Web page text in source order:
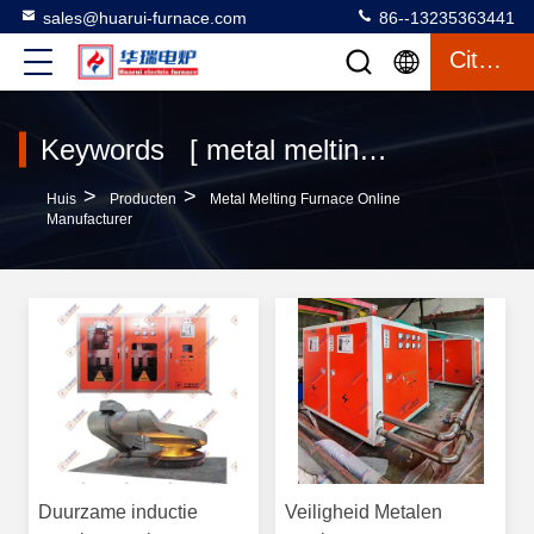
sales@huarui-furnace.com 86--13235363441
Citaat
Keywords [ metal melting furnace ] Match 471 producten
Huis > Producten >
Metal Melting Furnace Online
Manufacturer
Duurzame inductie
Veiligheid Metalen